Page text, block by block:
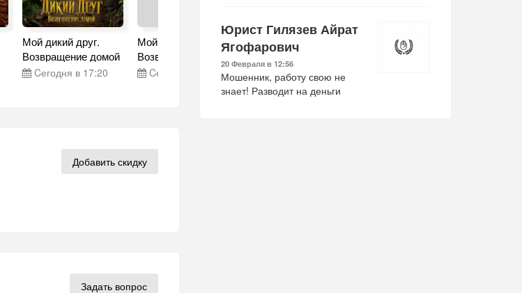
Мой дикий друг.
Возвращение домой
Cегодня в 17:20
Мой дикий друг.
Возвращение домой
Cегодня в 17:20
Мой дикий друг.
Возвращение домой
Cегодня в 17:20
Мой дикий друг.
Возвращение домой
Добавить скидку
Задать вопрос
Юрист Гилязев Айрат
Ягофарович
20 Февраля в 12:56
Мошенник, работу свою не
знает! Разводит на деньги